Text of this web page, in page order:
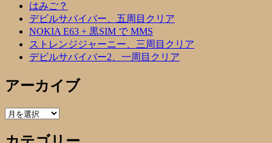
はみご？
デビルサバイバー、五周目クリア
NOKIA E63 + 黒SIM で MMS
ストレンジジャーニー、三周目クリア
デビルサバイバー2、一周目クリア
アーカイブ
ア
カ